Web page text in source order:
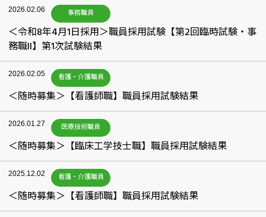
2026.02.06 事務職員
＜令和8年4月1日採用＞職員採用試験【第2回臨時試験・事
務職II】第1次試験結果
2026.02.05 看護・介護職員
＜随時募集＞【看護師職】職員採用試験結果
2026.01.27 医療技術職員
＜随時募集＞【臨床工学技士職】職員採用試験結果
2025.12.02 看護・介護職員
＜随時募集＞【看護師職】職員採用試験結果